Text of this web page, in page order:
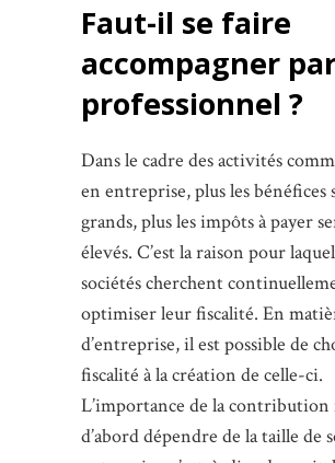
Faut-il se faire
accompagner
professionnel ?
Dans le cadre des activités
en entreprise, plus les bénéfices
grands, plus les impôts à payer
élevés. C’est la raison pour
sociétés cherchent
optimiser leur fiscalité. En
d’entreprise, il est possible de
fiscalité à la création de celle-ci.
L’importance de la contribution
d’abord dépendre de la taille de